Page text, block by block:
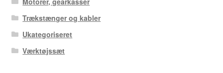
Trækstænger og kabler
Ukategoriseret
Værktøjssæt